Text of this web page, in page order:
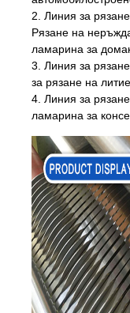
2. Линия за
Рязане на
ламарина за
3. Линия за
за рязане на
4. Линия за
ламарина за